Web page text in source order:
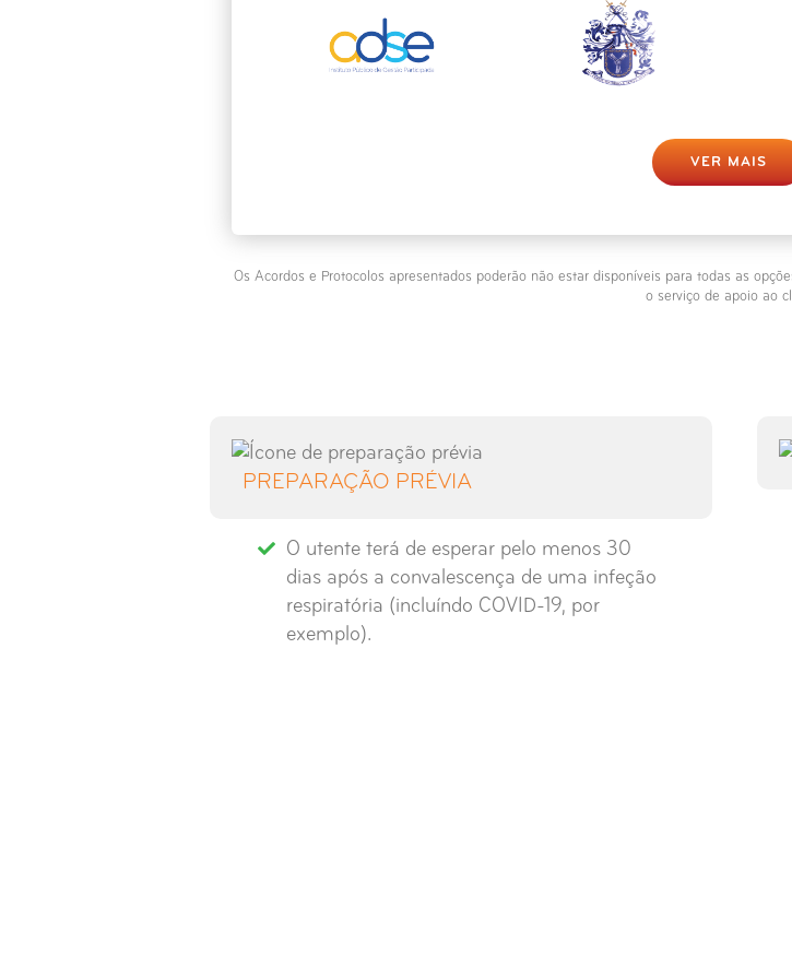
VER MAIS
Os Acordos e Protocolos apresentados poderão não estar disponíveis para todas as
o serviço de apoio ao
PREPARAÇÃO PRÉVIA
O utente terá de esperar pelo menos 30
dias após a convalescença de uma infeção
respiratória (incluíndo COVID-19, por
exemplo).